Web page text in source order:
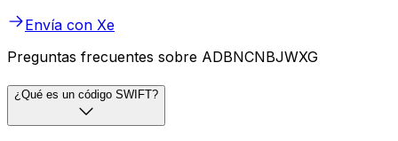
Envía con Xe
Preguntas frecuentes sobre ADBNCNBJWXG
¿Qué es un código SWIFT?